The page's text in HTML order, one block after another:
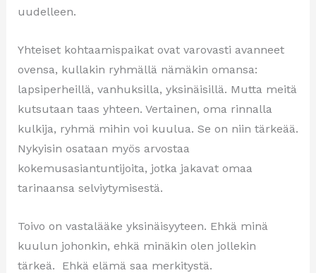
uudelleen.
Yhteiset kohtaamispaikat ovat varovasti avanneet
ovensa, kullakin ryhmällä nämäkin omansa:
lapsiperheillä, vanhuksilla, yksinäisillä. Mutta meitä
kutsutaan taas yhteen. Vertainen, oma rinnalla
kulkija, ryhmä mihin voi kuulua. Se on niin tärkeää.
Nykyisin osataan myös arvostaa
kokemusasiantuntijoita, jotka jakavat omaa
tarinaansa selviytymisestä.
Toivo on vastalääke yksinäisyyteen. Ehkä minä
kuulun johonkin, ehkä minäkin olen jollekin
tärkeä. Ehkä elämä saa merkitystä.